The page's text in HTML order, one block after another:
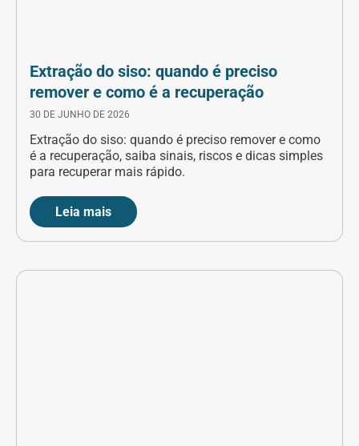
Extração do siso: quando é preciso
remover e como é a recuperação
30 DE JUNHO DE 2026
Extração do siso: quando é preciso remover e como
é a recuperação, saiba sinais, riscos e dicas simples
para recuperar mais rápido.
Leia mais